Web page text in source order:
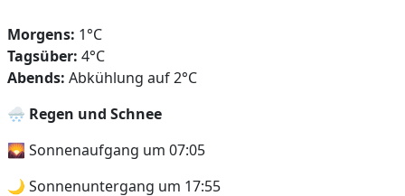
Morgens: 1°C
Tagsüber: 4°C
Abends: Abkühlung auf 2°C
🌨️ Regen und Schnee
🌄 Sonnenaufgang um 07:05
🌙 Sonnenuntergang um 17:55